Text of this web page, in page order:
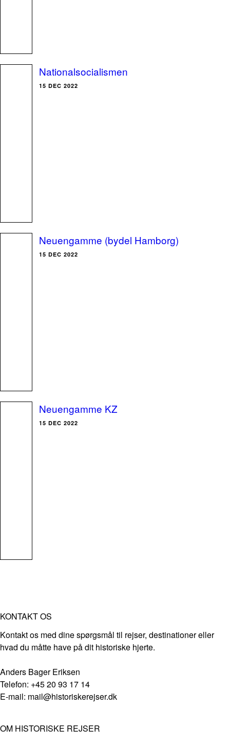
Nationalsocialismen
15 DEC 2022
Neuengamme (bydel Hamborg)
15 DEC 2022
Neuengamme KZ
15 DEC 2022
KONTAKT OS
Kontakt os med dine spørgsmål til rejser, destinationer eller
hvad du måtte have på dit historiske hjerte.
Anders Bager Eriksen
Telefon: +45 20 93 17 14
E-mail: mail@historiskerejser.dk
OM HISTORISKE REJSER